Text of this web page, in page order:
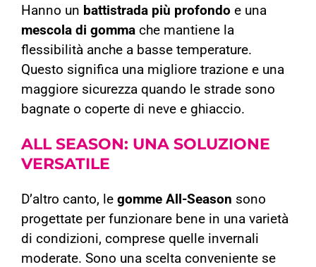
Hanno un battistrada più profondo e una
mescola di gomma che mantiene la
flessibilità anche a basse temperature.
Questo significa una migliore trazione e una
maggiore sicurezza quando le strade sono
bagnate o coperte di neve e ghiaccio.
ALL SEASON: UNA SOLUZIONE
VERSATILE
D’altro canto, le gomme All-Season sono
progettate per funzionare bene in una varietà
di condizioni, comprese quelle invernali
moderate. Sono una scelta conveniente se